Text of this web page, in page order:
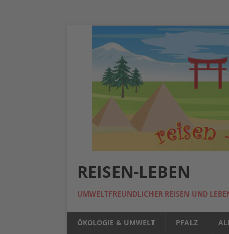
REISEN-LEBEN
UMWELTFREUNDLICHER REISEN UND
ÖKOLOGIE & UMWELT PFALZ